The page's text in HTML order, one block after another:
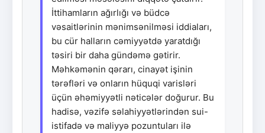
İttihamların ağırlığı və büdcə
vəsaitlərinin mənimsənilməsi iddiaları,
bu cür halların cəmiyyətdə yaratdığı
təsiri bir daha gündəmə gətirir.
Məhkəmənin qərarı, cinayət işinin
tərəfləri və onların hüquqi varisləri
üçün əhəmiyyətli nəticələr doğurur. Bu
hadisə, vəzifə səlahiyyətlərindən sui-
istifadə və maliyyə pozuntuları ilə